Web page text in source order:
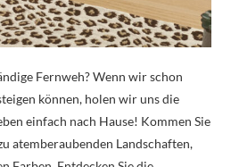
Fernweh? Wenn wir schon
können, holen wir uns die
einfach nach Hause! Kommen Sie
atemberaubenden Landschaften,